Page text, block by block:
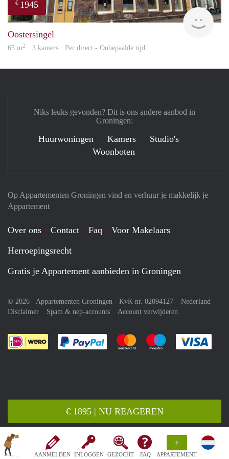
AANMELDEN INLOGGEN GEZOCHT FAQ
+
APPARTEMENT
€ 1895 | NU REAGEREN
€ 1945
Oostersingel
65 m2 · 3 kamers · Per direct - Onbepaalde tijd
Op Appartementen Groningen vind en verhuur je makkelijk je
Appartement
Over ons Contact Faq
Voor Makelaars
Herroepingsrecht
Gratis je Appartement aanbieden in Groningen
© 2026 - Appartementen Groningen - KvK nr. 02094127 – Nederland
Disclaimer
Spam & nep-accounts Account verwijderen
Je rekent gemakkelijk af met Paypal
Je rekent gemakkelijk af met
Je rekent
Niks leuks gevonden? Dit is ons andere aanbod in
Groningen:
Huurwoningen Kamers
Studio's
Woonboten